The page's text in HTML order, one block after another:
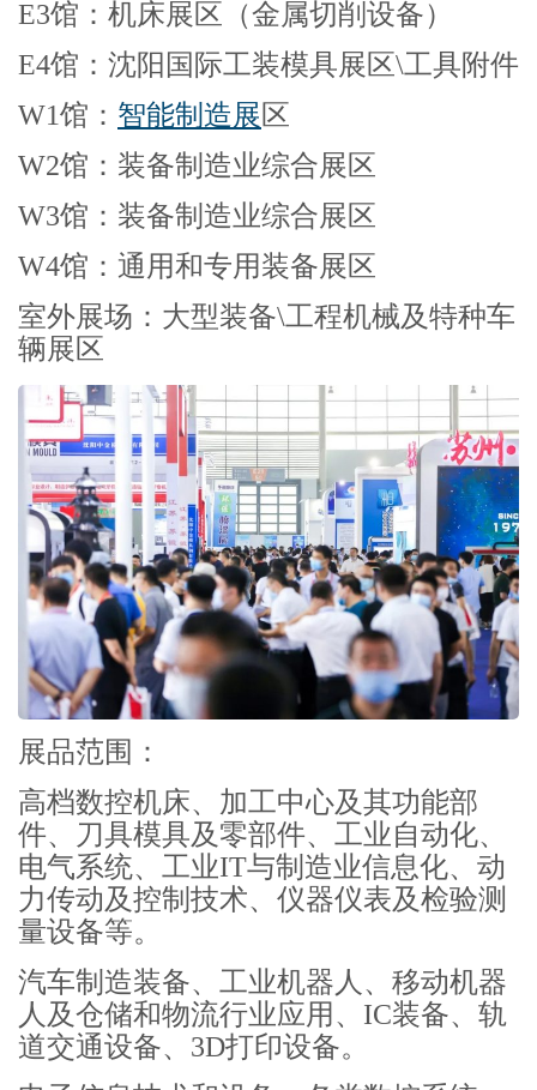
E3馆：机床展区（金属切削设备）
E4馆：沈阳国际工装模具展区\工具附件
W1馆： 智能制造展 区
W2馆：装备制造业综合展区
W3馆：装备制造业综合展区
W4馆：通用和专用装备展区
室外展场：大型装备\工程机械及特种车
辆展区
展品范围：
高档数控机床、加工中心及其功能部
件、刀具模具及零部件、工业自动化、
电气系统、工业IT与制造业信息化、动
力传动及控制技术、仪器仪表及检验测
量设备等。
汽车制造装备、工业机器人、移动机器
人及仓储和物流行业应用、IC装备、轨
道交通设备、3D打印设备。